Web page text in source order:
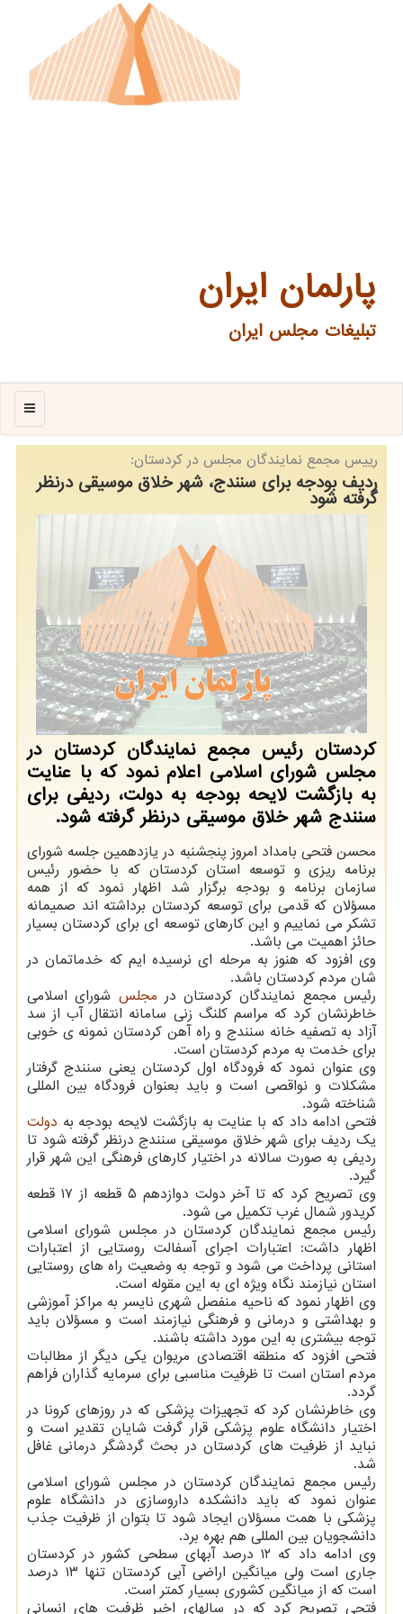
پارلمان ایران
تبلیغات مجلس ایران
منو
رییس مجمع نمایندگان مجلس در كردستان:
ردیف بودجه برای سنندج، شهر خلاق موسیقی درنظر
گرفته شود
کردستان رئیس مجمع نمایندگان کردستان در
مجلس شورای اسلامی اعلام نمود که با عنایت
به بازگشت لایحه بودجه به دولت، ردیفی برای
سنندج شهر خلاق موسیقی درنظر گرفته شود.
محسن فتحی بامداد امروز پنجشنبه در یازدهمین جلسه شورای
برنامه ریزی و توسعه استان کردستان که با حضور رئیس
سازمان برنامه و بودجه برگزار شد اظهار نمود که از همه
مسؤلان که قدمی برای توسعه کردستان برداشته اند صمیمانه
تشکر می نماییم و این کارهای توسعه ای برای کردستان بسیار
حائز اهمیت می باشد.
وی افزود که هنوز به مرحله ای نرسیده ایم که خدماتمان در
شان مردم کردستان باشد.
رئیس مجمع نمایندگان کردستان در مجلس شورای اسلامی
خاطرنشان کرد که مراسم کلنگ زنی سامانه انتقال آب از سد
آزاد به تصفیه خانه سنندج و راه آهن کردستان نمونه ی خوبی
برای خدمت به مردم کردستان است.
وی عنوان نمود که فرودگاه اول کردستان یعنی سنندج گرفتار
مشکلات و نواقصی است و باید بعنوان فرودگاه بین المللی
شناخته شود.
فتحی ادامه داد که با عنایت به بازگشت لایحه بودجه به دولت
یک ردیف برای شهر خلاق موسیقی سنندج درنظر گرفته شود تا
ردیفی به صورت سالانه در اختیار کارهای فرهنگی این شهر قرار
گیرد.
وی تصریح کرد که تا آخر دولت دوازدهم ۵ قطعه از ۱۷ قطعه
کریدور شمال غرب تکمیل می شود.
رئیس مجمع نمایندگان کردستان در مجلس شورای اسلامی
اظهار داشت: اعتبارات اجرای آسفالت روستایی از اعتبارات
استانی پرداخت می شود و توجه به وضعیت راه های روستایی
استان نیازمند نگاه ویژه ای به این مقوله است.
وی اظهار نمود که ناحیه منفصل شهری نایسر به مراکز آموزشی
و بهداشتی و درمانی و فرهنگی نیازمند است و مسؤلان باید
توجه بیشتری به این مورد داشته باشند.
فتحی افزود که منطقه اقتصادی مریوان یکی دیگر از مطالبات
مردم استان است تا ظرفیت مناسبی برای سرمایه گذاران فراهم
گردد.
وی خاطرنشان کرد که تجهیزات پزشکی که در روزهای کرونا در
اختیار دانشگاه علوم پزشکی قرار گرفت شایان تقدیر است و
نباید از ظرفیت های کردستان در بحث گردشگر درمانی غافل
شد.
رئیس مجمع نمایندگان کردستان در مجلس شورای اسلامی
عنوان نمود که باید دانشکده داروسازی در دانشگاه علوم
پزشکی با همت مسؤلان ایجاد شود تا بتوان از ظرفیت جذب
دانشجویان بین المللی هم بهره برد.
وی ادامه داد که ۱۲ درصد آبهای سطحی کشور در کردستان
جاری است ولی میانگین اراضی آبی کردستان تنها ۱۳ درصد
است که از میانگین کشوری بسیار کمتر است.
فتحی تصریح کرد که در سالهای اخیر ظرفیت های انسانی